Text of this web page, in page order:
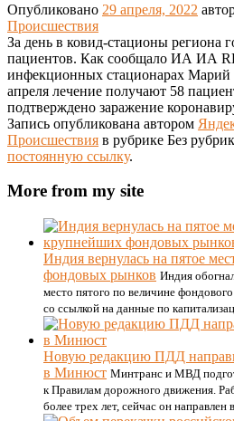
Опубликовано 29 апреля, 2022
Происшествия
За день в ковид-стационы региона
пациентов. Как сообщало ИА ИА
инфекционных стационарах
апреля лечение получают 58
подтверждено заражение
Запись опубликована автором
Происшествия в рубрике Без
постоянную ссылку.
More from my site
Индия вернулась на пятое
фондовых рынков Индия
место пятого по величине
со ссылкой на данные по
Новую редакцию ПДД
в Минюст Минтранс и МВД
к Правилам дорожного движения.
более трех лет, сейчас он